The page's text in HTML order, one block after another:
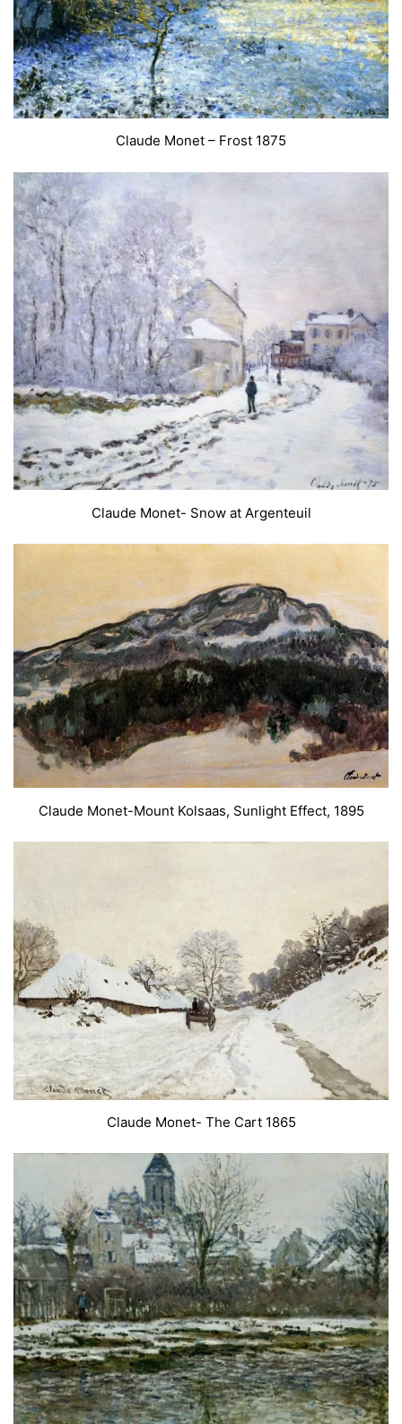
Claude Monet – Frost 1875
Claude Monet- Snow at Argenteuil
Claude Monet-Mount Kolsaas, Sunlight Effect, 1895
Claude Monet- The Cart 1865